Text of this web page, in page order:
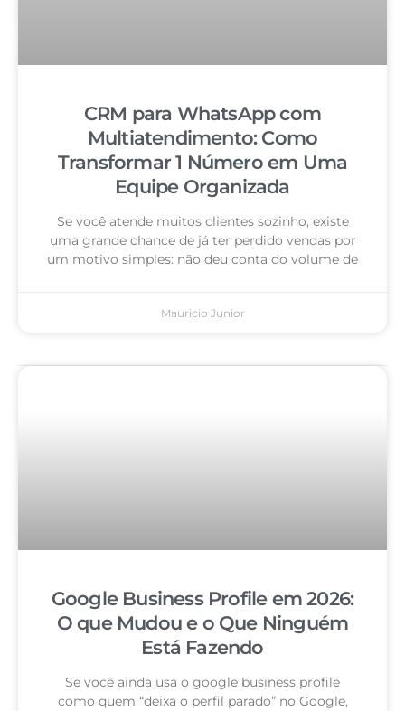
CRM para WhatsApp com
Multiatendimento: Como
Transformar 1 Número em Uma
Equipe Organizada
Se você atende muitos clientes sozinho, existe
uma grande chance de já ter perdido vendas por
um motivo simples: não deu conta do volume de
Mauricio Junior
Google Business Profile em 2026:
O que Mudou e o Que Ninguém
Está Fazendo
Se você ainda usa o google business profile
como quem “deixa o perfil parado” no Google,